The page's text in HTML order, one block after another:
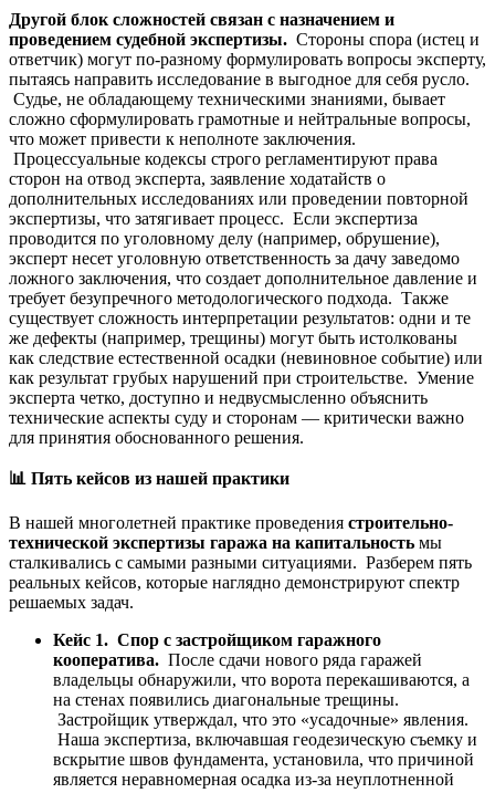
Другой блок сложностей связан с назначением и
проведением судебной экспертизы. Стороны спора (истец и
ответчик) могут по-разному формулировать вопросы эксперту,
пытаясь направить исследование в выгодное для себя русло.
Судье, не обладающему техническими знаниями, бывает
сложно сформулировать грамотные и нейтральные вопросы,
что может привести к неполноте заключения.
Процессуальные кодексы строго регламентируют права
сторон на отвод эксперта, заявление ходатайств о
дополнительных исследованиях или проведении повторной
экспертизы, что затягивает процесс. Если экспертиза
проводится по уголовному делу (например, обрушение),
эксперт несет уголовную ответственность за дачу заведомо
ложного заключения, что создает дополнительное давление и
требует безупречного методологического подхода. Также
существует сложность интерпретации результатов: одни и те
же дефекты (например, трещины) могут быть истолкованы
как следствие естественной осадки (невиновное событие) или
как результат грубых нарушений при строительстве. Умение
эксперта четко, доступно и недвусмысленно объяснить
технические аспекты суду и сторонам — критически важно
для принятия обоснованного решения.
📊 Пять кейсов из нашей практики
В нашей многолетней практике проведения строительно-
технической экспертизы гаража на капитальность мы
сталкивались с самыми разными ситуациями. Разберем пять
реальных кейсов, которые наглядно демонстрируют спектр
решаемых задач.
Кейс 1. Спор с застройщиком гаражного
кооператива. После сдачи нового ряда гаражей
владельцы обнаружили, что ворота перекашиваются, а
на стенах появились диагональные трещины.
Застройщик утверждал, что это «усадочные» явления.
Наша экспертиза, включавшая геодезическую съемку и
вскрытие швов фундамента, установила, что причиной
является неравномерная осадка из-за неуплотненной